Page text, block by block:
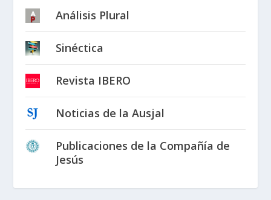
Análisis Plural
Sinéctica
Revista IBERO
Noticias de la Ausjal
Publicaciones de la Compañía de
Jesús